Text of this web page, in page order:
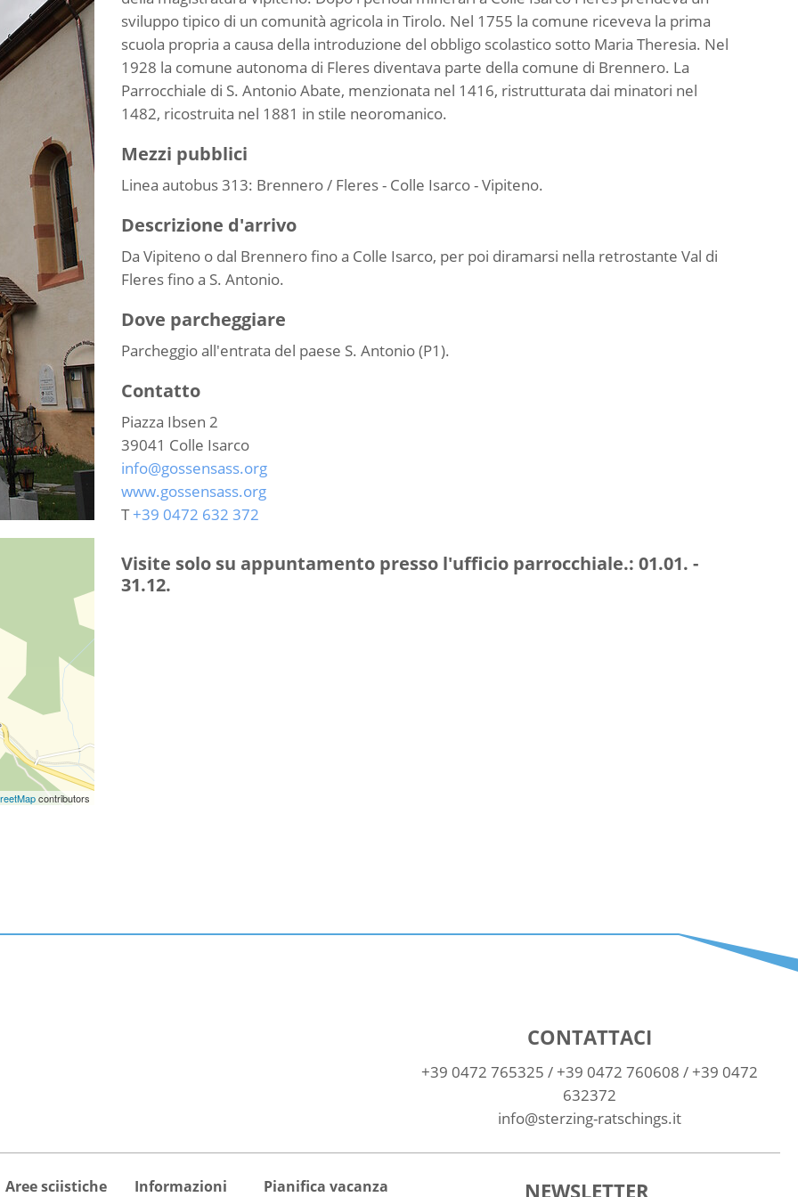
contributors
sviluppo tipico di un comunità agricola in Tirolo. Nel 1755 la comune riceveva la prima
scuola propria a causa della introduzione del obbligo scolastico sotto Maria Theresia. Nel
1928 la comune autonoma di Fleres diventava parte della comune di Brennero. La
Parrocchiale di S. Antonio Abate, menzionata nel 1416, ristrutturata dai minatori nel
1482, ricostruita nel 1881 in stile neoromanico.
Mezzi pubblici
Linea autobus 313: Brennero / Fleres - Colle Isarco - Vipiteno.
Descrizione d'arrivo
Da Vipiteno o dal Brennero fino a Colle Isarco, per poi diramarsi nella retrostante Val di
Fleres fino a S. Antonio.
Dove parcheggiare
Parcheggio all'entrata del paese S. Antonio (P1).
Contatto
Piazza Ibsen 2
39041 Colle Isarco
info@gossensass.org
www.gossensass.org
T+39 0472 632 372
Visite solo su appuntamento presso l'ufficio parrocchiale.: 01.01. -
31.12.
CONTATTACI
+39 0472 765325 / +39 0472 760608 / +39 0472
632372
info@sterzing-ratschings.it
Aree sciistiche Informazioni Pianifica vacanza NEWSLETTER